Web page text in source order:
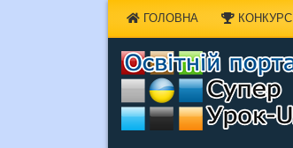
ГОЛОВНА КОНКУРС